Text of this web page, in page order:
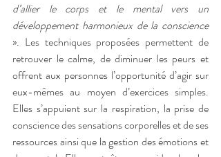
d’allier le corps et le mental vers un
développement harmonieux de la conscience
». Les techniques proposées permettent de
retrouver le calme, de diminuer les peurs et
offrent aux personnes l’opportunité d’agir sur
eux-mêmes au moyen d’exercices simples.
Elles s’appuient sur la respiration, la prise de
conscience des sensations corporelles et de ses
ressources ainsi que la gestion des émotions et